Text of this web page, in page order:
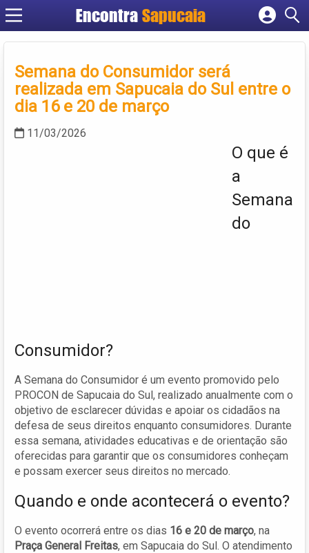
Encontra
Cadastrar empresa
Criar conta
Semana do Consumidor será
realizada em Sapucaia do Sul entre o
dia 16 e 20 de março
11/03/2026
O que é
a
Semana
do
Consumidor?
A Semana do Consumidor é um evento promovido pelo
PROCON de Sapucaia do Sul, realizado anualmente com o
objetivo de esclarecer dúvidas e apoiar os cidadãos na
defesa de seus direitos enquanto consumidores. Durante
essa semana, atividades educativas e de orientação são
oferecidas para garantir que os consumidores conheçam
e possam exercer seus direitos no mercado.
Quando e onde acontecerá o evento?
O evento ocorrerá entre os dias 16 e 20 de março, na
Praça General Freitas, em Sapucaia do Sul. O atendimento